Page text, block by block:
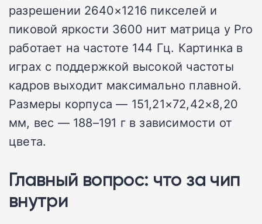
разрешении 2640×1216 пикселей и
пиковой яркости 3600 нит матрица у Pro
работает на частоте 144 Гц. Картинка в
играх с поддержкой высокой частоты
кадров выходит максимально плавной.
Размеры корпуса — 151,21×72,42×8,20
мм, вес — 188–191 г в зависимости от
цвета.
Главный вопрос: что за чип
внутри